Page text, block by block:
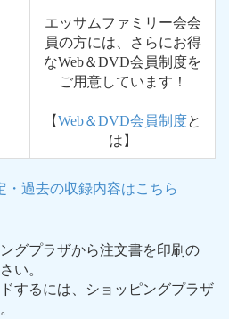
エッサムファミリー会会
員の方には、さらにお得
なWeb＆DVD会員制度を
ご用意しています！
【Web＆DVD会員制度と
は】
・過去の収録内容はこちら
グプラザから注文書を印刷の
い。
するには、ショッピングプラザ